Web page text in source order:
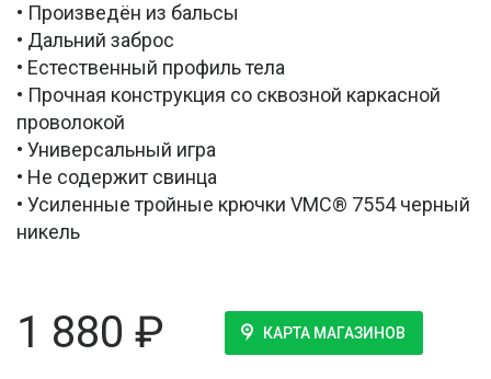
• Произведён из бальсы
• Дальний заброс
• Естественный профиль тела
• Прочная конструкция со сквозной каркасной
проволокой
• Универсальный игра
• Не содержит свинца
• Усиленные тройные крючки VMC® 7554 черный
никель
1 880 ₽ КАРТА МАГАЗИНОВ